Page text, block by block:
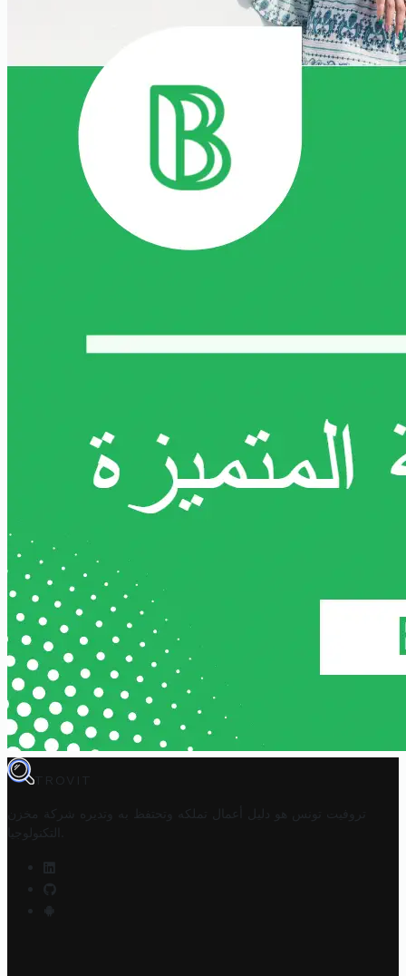
TROVIT
تروفيت تونس هو دليل أعمال تملكه وتحتفظ به وتديره
شركة مخزن
التكنولوجيا